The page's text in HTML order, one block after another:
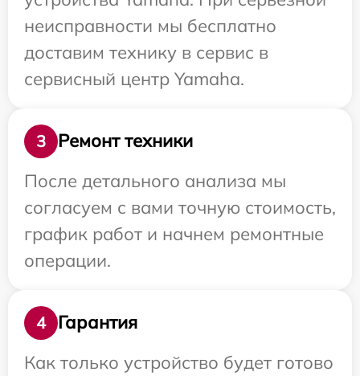
неисправности мы бесплатно
доставим технику в сервис в
сервисный центр Yamaha.
3
Ремонт техники
После детального анализа мы
согласуем с вами точную стоимость,
график работ и начнем ремонтные
операции.
4
Гарантия
Как только устройство будет готово